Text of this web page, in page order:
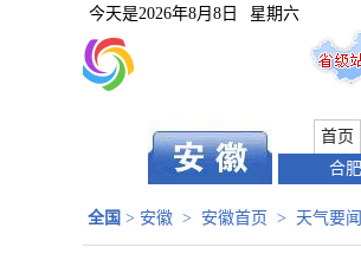
今天是2026年8月8日 星期六
首页
合肥
全国 > 安徽 > 安徽首页 > 天气要闻